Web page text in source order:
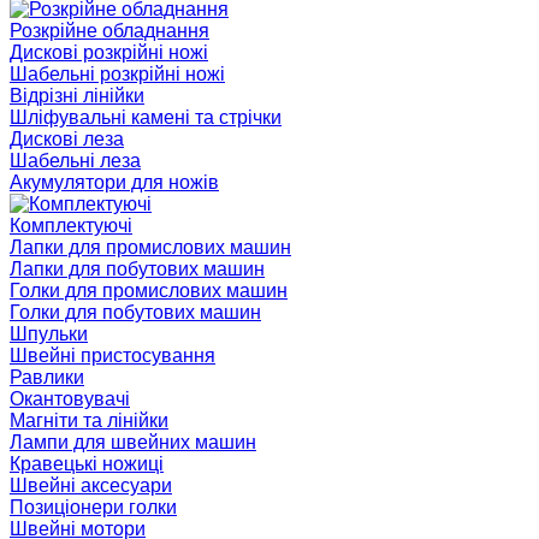
Розкрійне обладнання
Дискові розкрійні ножі
Шабельні розкрійні ножі
Відрізні лінійки
Шліфувальні камені та стрічки
Дискові леза
Шабельні леза
Акумулятори для ножів
Комплектуючі
Лапки для промислових машин
Лапки для побутових машин
Голки для промислових машин
Голки для побутових машин
Шпульки
Швейні пристосування
Равлики
Окантовувачі
Магніти та лінійки
Лампи для швейних машин
Кравецькі ножиці
Швейні аксесуари
Позиціонери голки
Швейні мотори